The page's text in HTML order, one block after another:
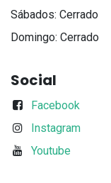
Sábados: Cerrado
Domingo: Cerrado
Social
Facebook
Instagram
Youtube